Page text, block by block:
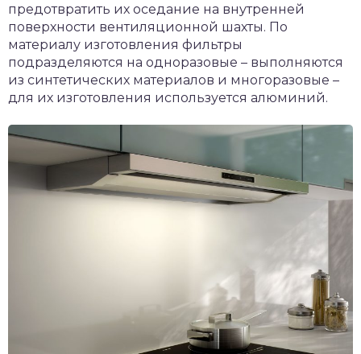
предотвратить их оседание на внутренней
поверхности вентиляционной шахты. По
материалу изготовления фильтры
подразделяются на одноразовые – выполняются
из синтетических материалов и многоразовые –
для их изготовления используется алюминий.